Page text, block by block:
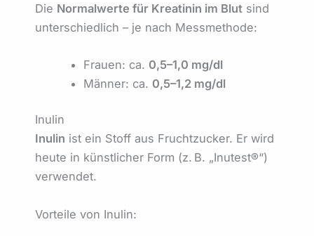
Die Normalwerte für Kreatinin im Blut sind
unterschiedlich – je nach Messmethode:
Frauen: ca. 0,5–1,0 mg/dl
Männer: ca. 0,5–1,2 mg/dl
Inulin
Inulin ist ein Stoff aus Fruchtzucker. Er wird
heute in künstlicher Form (z. B. „Inutest®“)
verwendet.
Vorteile von Inulin: